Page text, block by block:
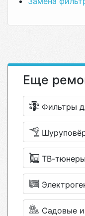
Еще
Фильтры
ТВ-тюнеры
Садовые